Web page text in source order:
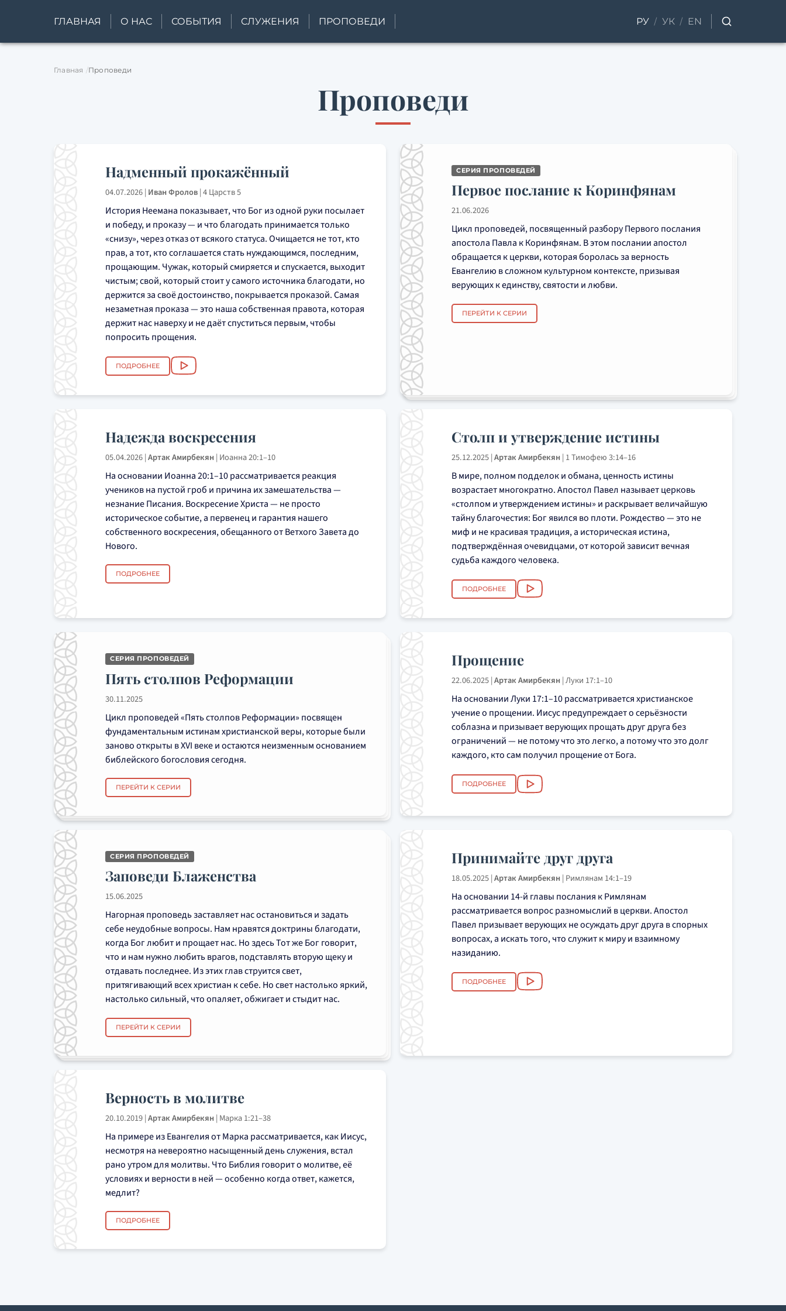
ГЛАВНАЯ О НАС СОБЫТИЯ СЛУЖЕНИЯ ПРОПОВЕДИ РУ / УК / EN
Главная Проповеди
Проповеди
Надменный прокажённый
04.07.2026|Иван Фролов|4 Царств 5
История Неемана показывает, что Бог из одной руки посылает
и победу, и проказу — и что благодать принимается только
«снизу», через отказ от всякого статуса. Очищается не тот, кто
прав, а тот, кто соглашается стать нуждающимся, последним,
прощающим. Чужак, который смиряется и спускается, выходит
чистым; свой, который стоит у самого источника благодати, но
держится за своё достоинство, покрывается проказой. Самая
незаметная проказа — это наша собственная правота, которая
держит нас наверху и не даёт спуститься первым, чтобы
попросить прощения.
ПОДРОБНЕЕ
СЕРИЯ ПРОПОВЕДЕЙ
Первое послание к Коринфянам
21.06.2026
Цикл проповедей, посвященный разбору Первого послания
апостола Павла к Коринфянам. В этом послании апостол
обращается к церкви, которая боролась за верность
Евангелию в сложном культурном контексте, призывая
верующих к единству, святости и любви.
ПЕРЕЙТИ К СЕРИИ
Надежда воскресения
05.04.2026|Артак Амирбекян|Иоанна 20:1–10
На основании Иоанна 20:1–10 рассматривается реакция
учеников на пустой гроб и причина их замешательства —
незнание Писания. Воскресение Христа — не просто
историческое событие, а первенец и гарантия нашего
собственного воскресения, обещанного от Ветхого Завета до
Нового.
ПОДРОБНЕЕ
Столп и утверждение истины
25.12.2025|Артак Амирбекян|1 Тимофею 3:14–16
В мире, полном подделок и обмана, ценность истины
возрастает многократно. Апостол Павел называет церковь
«столпом и утверждением истины» и раскрывает величайшую
тайну благочестия: Бог явился во плоти. Рождество — это не
миф и не красивая традиция, а историческая истина,
подтверждённая очевидцами, от которой зависит вечная
судьба каждого человека.
ПОДРОБНЕЕ
СЕРИЯ ПРОПОВЕДЕЙ
Пять столпов Реформации
30.11.2025
Цикл проповедей «Пять столпов Реформации» посвящен
фундаментальным истинам христианской веры, которые были
заново открыты в XVI веке и остаются неизменным основанием
библейского богословия сегодня.
ПЕРЕЙТИ К СЕРИИ
Прощение
22.06.2025|Артак Амирбекян|Луки 17:1–10
На основании Луки 17:1–10 рассматривается христианское
учение о прощении. Иисус предупреждает о серьёзности
соблазна и призывает верующих прощать друг друга без
ограничений — не потому что это легко, а потому что это долг
каждого, кто сам получил прощение от Бога.
ПОДРОБНЕЕ
СЕРИЯ ПРОПОВЕДЕЙ
Заповеди Блаженства
15.06.2025
Нагорная проповедь заставляет нас остановиться и задать
себе неудобные вопросы. Нам нравятся доктрины благодати,
когда Бог любит и прощает нас. Но здесь Тот же Бог говорит,
что и нам нужно любить врагов, подставлять вторую щеку и
отдавать последнее. Из этих глав струится свет,
притягивающий всех христиан к себе. Но свет настолько яркий,
настолько сильный, что опаляет, обжигает и стыдит нас.
ПЕРЕЙТИ К СЕРИИ
Принимайте друг друга
18.05.2025|Артак Амирбекян|Римлянам 14:1–19
На основании 14-й главы послания к Римлянам
рассматривается вопрос разномыслий в церкви. Апостол
Павел призывает верующих не осуждать друг друга в спорных
вопросах, а искать того, что служит к миру и взаимному
назиданию.
ПОДРОБНЕЕ
Верность в молитве
20.10.2019|Артак Амирбекян|Марка 1:21–38
На примере из Евангелия от Марка рассматривается, как Иисус,
несмотря на невероятно насыщенный день служения, встал
рано утром для молитвы. Что Библия говорит о молитве, её
условиях и верности в ней — особенно когда ответ, кажется,
медлит?
ПОДРОБНЕЕ